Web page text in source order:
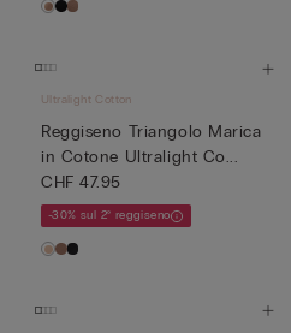
Ultralight Cotton
Reggiseno Triangolo Marica
in Cotone Ultralight Co...
CHF 47.95
-30% sul 2° reggiseno